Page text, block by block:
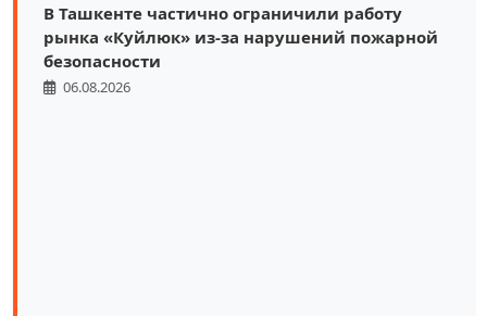
В Ташкенте частично ограничили работу
рынка «Куйлюк» из-за нарушений пожарной
безопасности
06.08.2026